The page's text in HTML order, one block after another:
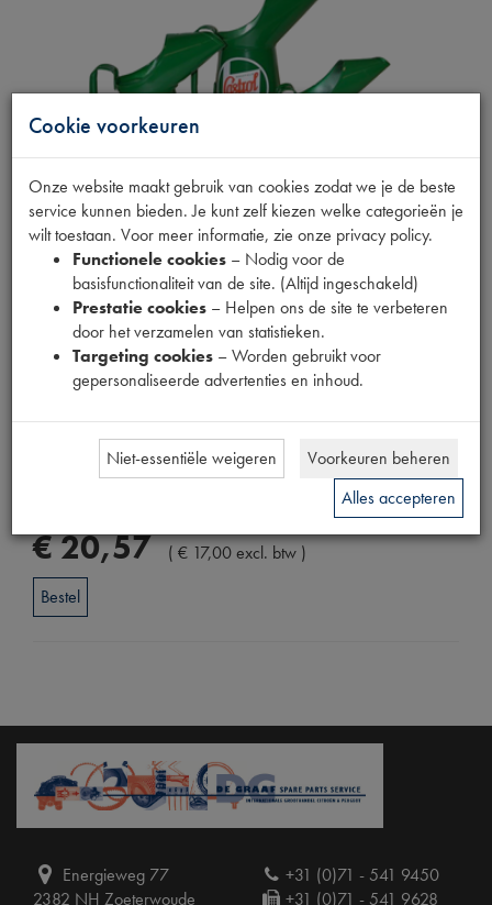
SCHENKKAN 600 ML.
Fabrikant
Productnummer
€20,57 ( € 17,00excl. btw )
Bestel
Energieweg 77
2382 NH Zoeterwoude
+31 (0)71 - 541 9450
+31 (0)71 - 541 9628
Cookie voorkeuren
Onze website maakt gebruik van cookies zodat we je de beste
service kunnen bieden. Je kunt zelf kiezen welke categorieën je
wilt toestaan. Voor meer informatie, zie onze privacy policy.
Functionele cookies – Nodig voor de
basisfunctionaliteit van de site. (Altijd ingeschakeld)
Prestatie cookies – Helpen ons de site te verbeteren
door het verzamelen van statistieken.
Targeting cookies – Worden gebruikt voor
gepersonaliseerde advertenties en inhoud.
Niet-essentiële weigeren
Voorkeuren beheren
Alles accepteren